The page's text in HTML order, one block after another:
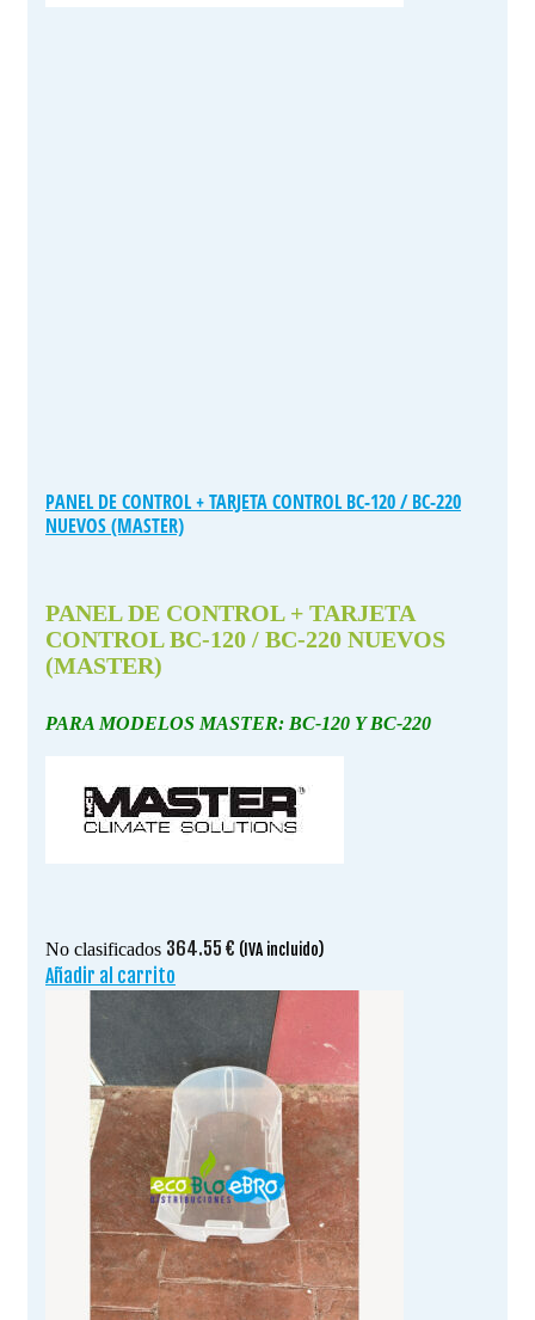
PANEL DE CONTROL + TARJETA CONTROL BC-120 / BC-220
NUEVOS (MASTER)
PANEL DE CONTROL + TARJETA
CONTROL BC-120 / BC-220 NUEVOS
(MASTER)
PARA MODELOS MASTER: BC-120 Y BC-220
No clasificados 364.55 € (IVA incluido)
Añadir al carrito